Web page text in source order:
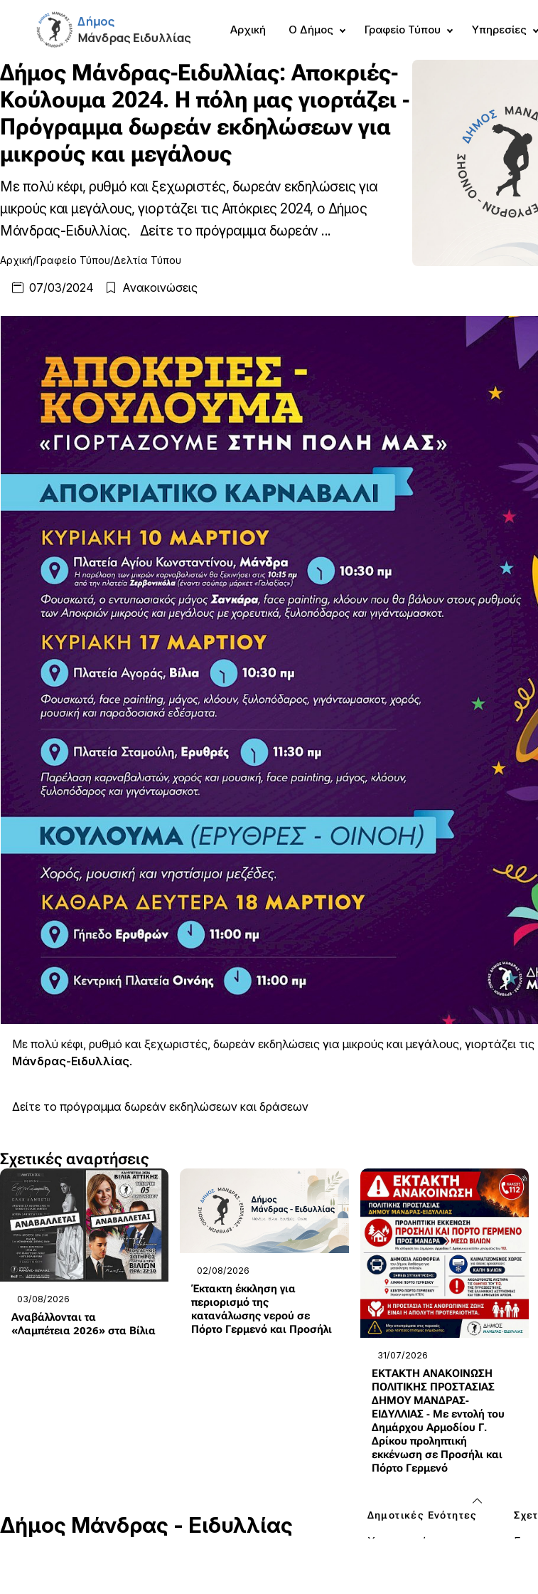
Αρχική Ο Δήμος Γραφείο Τύπου Υπηρεσίες
Δήμος Μάνδρας-Ειδυλλίας: Αποκριές-
Κούλουμα 2024. Η πόλη μας γιορτάζει -
Πρόγραμμα δωρεάν εκδηλώσεων για
μικρούς και μεγάλους
Με πολύ κέφι, ρυθμό και ξεχωριστές, δωρεάν εκδηλώσεις για
μικρούς και μεγάλους, γιορτάζει τις Απόκριες 2024, ο Δήμος
Μάνδρας-Ειδυλλίας. Δείτε το πρόγραμμα δωρεάν ...
Αρχική Γραφείο Τύπου Δελτία Τύπου
07/03/2024 Ανακοινώσεις
Με πολύ κέφι, ρυθμό και ξεχωριστές, δωρεάν εκδηλώσεις για μικρούς και μεγάλους, γιορτάζει
Μάνδρας-Ειδυλλίας.
Δείτε το πρόγραμμα δωρεάν εκδηλώσεων και δράσεων
Σχετικές αναρτήσεις
03/08/2026
Αναβάλλονται τα
«Λαμπέτεια 2026» στα Βίλια
02/08/2026
Έκτακτη έκκληση για
περιορισμό της
κατανάλωσης νερού σε
Πόρτο Γερμενό και Προσήλι
31/07/2026
ΕΚΤΑΚΤΗ ΑΝΑΚΟΙΝΩΣΗ
ΠΟΛΙΤΙΚΗΣ ΠΡΟΣΤΑΣΙΑΣ
ΔΗΜΟΥ ΜΑΝΔΡΑΣ-
ΕΙΔΥΛΛΙΑΣ - Με εντολή του
Δημάρχου Αρμοδίου Γ.
Δρίκου προληπτική
εκκένωση σε Προσήλι και
Πόρτο Γερμενό
Δήμος Μάνδρας - Ειδυλλίας Δημοτικές Ενότητες
Χαιρετισμός του